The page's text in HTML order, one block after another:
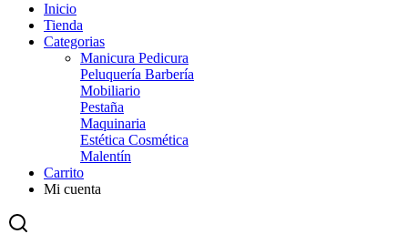
Inicio
Tienda
Categorias
Manicura Pedicura
Peluquería Barbería
Mobiliario
Pestaña
Maquinaria
Estética Cosmética
Malentín
Carrito
Mi cuenta